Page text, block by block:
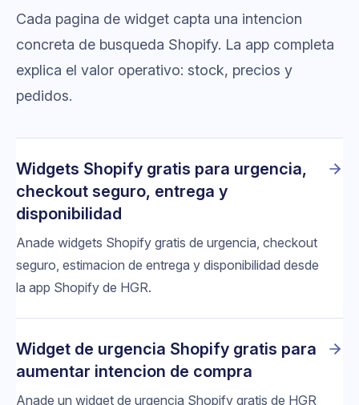
Cada pagina de widget capta una intencion
concreta de busqueda Shopify. La app completa
explica el valor operativo: stock, precios y
pedidos.
Widgets Shopify gratis para urgencia,
checkout seguro, entrega y
disponibilidad
Anade widgets Shopify gratis de urgencia, checkout
seguro, estimacion de entrega y disponibilidad desde
la app Shopify de HGR.
Widget de urgencia Shopify gratis para
aumentar intencion de compra
Anade un widget de urgencia Shopify gratis de HGR